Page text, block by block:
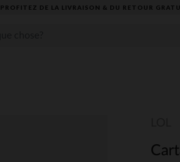
PROFITEZ DE LA LIVRAISON & DU RETOUR